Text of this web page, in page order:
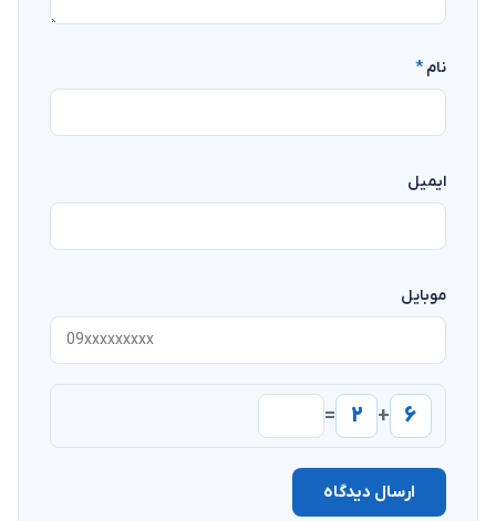
نام *
ایمیل
موبایل
۶ + ۲ =
ارسال دیدگاه